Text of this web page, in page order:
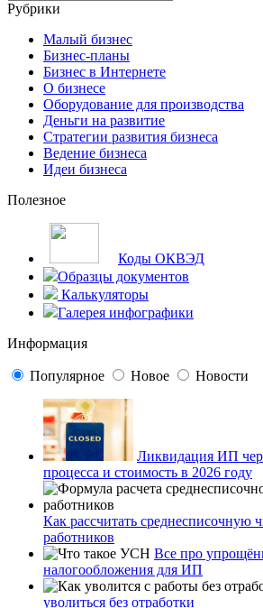
Рубрики
Малый бизнес
Бизнес-планы
Бизнес в Интернете
О бизнесе
Оборудование для производства
Деньги на развитие
Стратегии развития бизнеса
Ведение бизнеса
Идеи бизнеса
Полезное
Коды ОКВЭД
Образцы документов
Калькуляторы
Галерея инфографики
Информация
Популярное Новое Новости
Ликвидация ИП
процесса и стоимость в 2026 году
Как рассчитать среднесписочную
работников
Все про
налогообложения для ИП
уволиться без отработки